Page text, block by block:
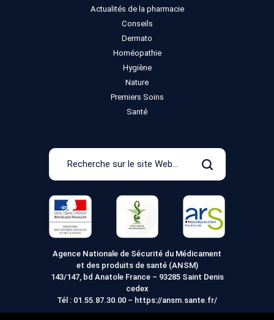
Actualités de la pharmacie
Conseils
Dermato
Homéopathie
Hygiène
Nature
Premiers Soins
Santé
Recherche
le
site
Web
Rechercher
Agence Nationale de Sécurité du Médicament
et des produits de santé (ANSM)
143/147, bd Anatole France – 93285 Saint Denis
cedex
Tél : 01.55.87.30.00 – https://ansm.sante.fr/